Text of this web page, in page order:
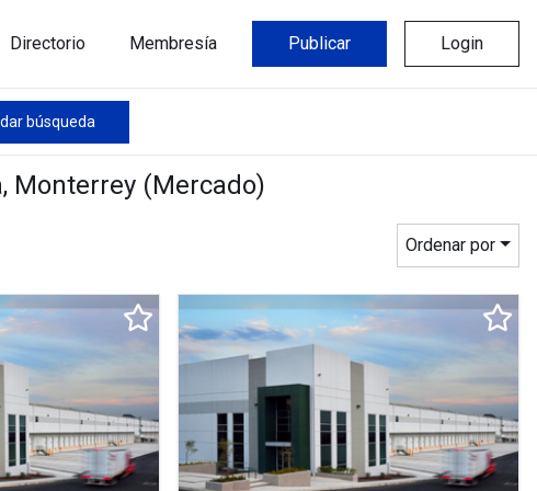
Directorio Membresía Publicar Login
búsqueda
, Monterrey (Mercado)
Ordenar por